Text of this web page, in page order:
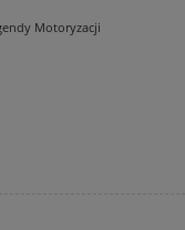
Motoryzacji